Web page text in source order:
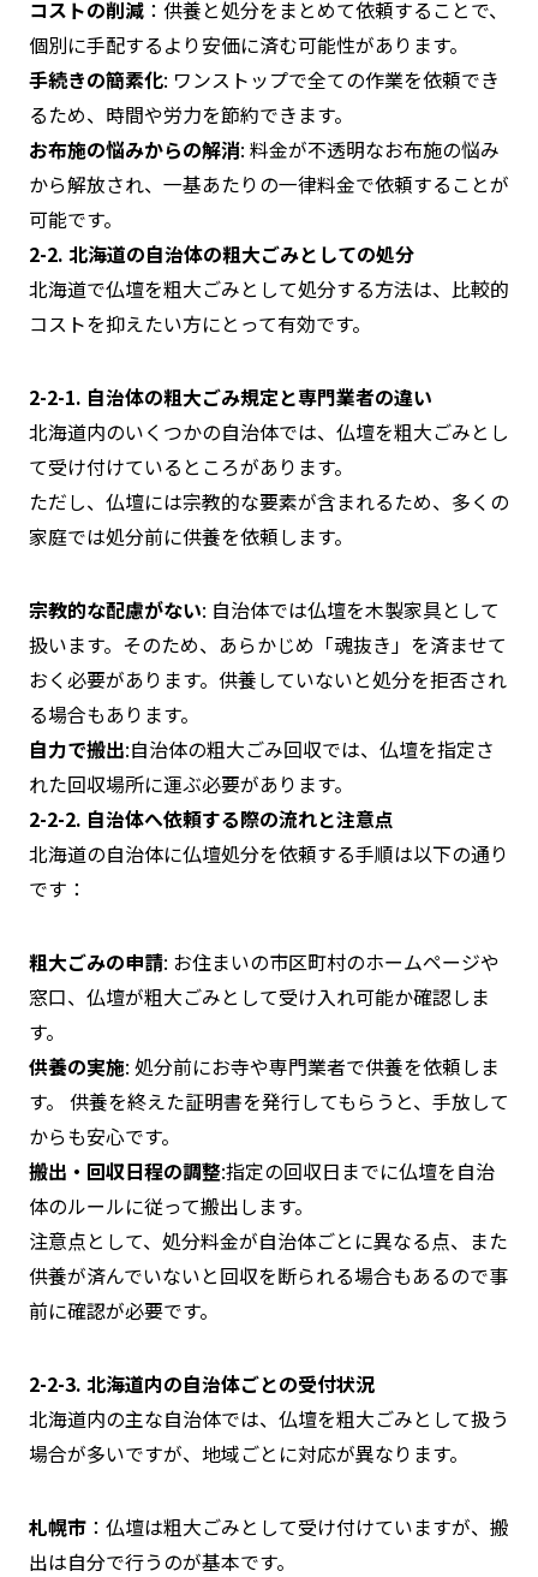
コストの削減：供養と処分をまとめて依頼することで、
個別に手配するより安価に済む可能性があります。
手続きの簡素化: ワンストップで全ての作業を依頼でき
るため、時間や労力を節約できます。
お布施の悩みからの解消: 料金が不透明なお布施の悩み
から解放され、一基あたりの一律料金で依頼することが
可能です。
2-2. 北海道の自治体の粗大ごみとしての処分
北海道で仏壇を粗大ごみとして処分する方法は、比較的
コストを抑えたい方にとって有効です。
2-2-1. 自治体の粗大ごみ規定と専門業者の違い
北海道内のいくつかの自治体では、仏壇を粗大ごみとし
て受け付けているところがあります。
ただし、仏壇には宗教的な要素が含まれるため、多くの
家庭では処分前に供養を依頼します。
宗教的な配慮がない: 自治体では仏壇を木製家具として
扱います。そのため、あらかじめ「魂抜き」を済ませて
おく必要があります。供養していないと処分を拒否され
る場合もあります。
自力で搬出:自治体の粗大ごみ回収では、仏壇を指定さ
れた回収場所に運ぶ必要があります。
2-2-2. 自治体へ依頼する際の流れと注意点
北海道の自治体に仏壇処分を依頼する手順は以下の通り
です：
粗大ごみの申請: お住まいの市区町村のホームページや
窓口、仏壇が粗大ごみとして受け入れ可能か確認しま
す。
供養の実施: 処分前にお寺や専門業者で供養を依頼しま
す。 供養を終えた証明書を発行してもらうと、手放して
からも安心です。
搬出・回収日程の調整:指定の回収日までに仏壇を自治
体のルールに従って搬出します。
注意点として、処分料金が自治体ごとに異なる点、また
供養が済んでいないと回収を断られる場合もあるので事
前に確認が必要です。
2-2-3. 北海道内の自治体ごとの受付状況
北海道内の主な自治体では、仏壇を粗大ごみとして扱う
場合が多いですが、地域ごとに対応が異なります。
札幌市：仏壇は粗大ごみとして受け付けていますが、搬
出は自分で行うのが基本です。